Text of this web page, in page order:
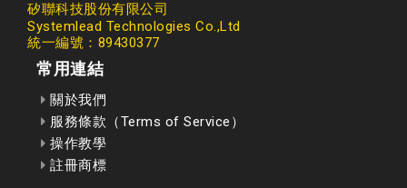
矽聯科技股份有限公司
Systemlead Technologies Co.,Ltd
統一編號：89430377
常用連結
關於我們
服務條款（Terms of Service）
操作教學
註冊商標